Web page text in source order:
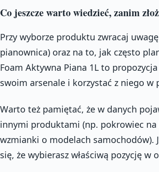
Co jeszcze warto wiedzieć, zanim
Przy wyborze produktu zwracaj
pianownica) oraz na to, jak często
Foam Aktywna Piana 1L to
swoim arsenale i korzystać z niego w
Warto też pamiętać, że w danych
innymi produktami (np. pokrowiec na
wzmianki o modelach samochodów).
się, że wybierasz właściwą pozycję